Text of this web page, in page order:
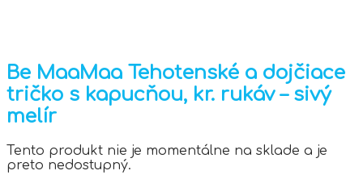
Be MaaMaa Tehotenské a dojčiace
tričko s kapucňou, kr. rukáv – sivý
melír
Tento produkt nie je momentálne na sklade a je
preto nedostupný.